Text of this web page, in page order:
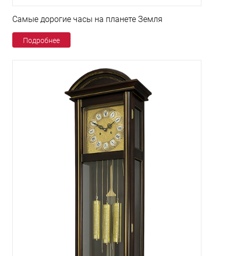
Самые дорогие часы на планете Земля
Подробнее